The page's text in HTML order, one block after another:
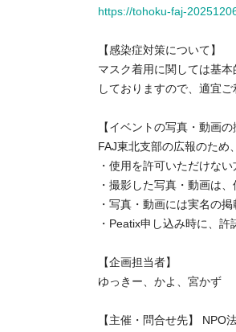
https://tohoku-faj-
【感染症対策について】
マスク着用に関しては基
しておりますので、適宜ご
【イベントの写真・動画
FAJ東北支部の広報のため
・使用を許可いただけな
・撮影した写真・動画は
・写真・動画には実名の掲
・Peatix申し込み時に、
【企画担当者】
ゆっきー、かよ、宮かず
【主催・問合せ先】 NPO